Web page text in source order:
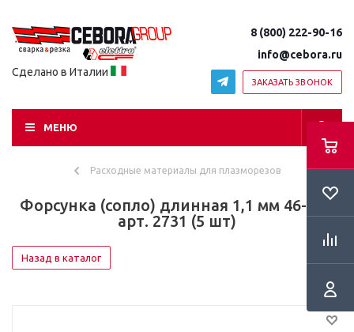
Сделано в Италии
8 (800) 222-90-16
info@cebora.ru
ЗАКАЗАТЬ ЗВОНОК
МЕНЮ
Расходные материалы для плазморезов
Форсунка (сопло) длинная 1,1 мм 46-70А
арт. 2731 (5 шт)
Назад в каталог